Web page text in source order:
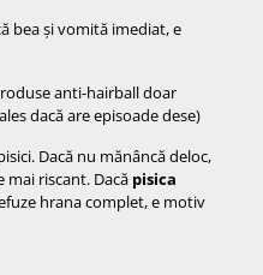
bea și vomită imediat, e
anti-hairball doar
dacă are episoade dese)
Dacă nu mănâncă deloc,
mai riscant. Dacă pisica
hrana complet, e motiv